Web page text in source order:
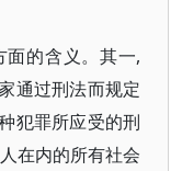
的含义。其一,
通过刑法而规定
犯罪所应受的刑
在内的所有社会